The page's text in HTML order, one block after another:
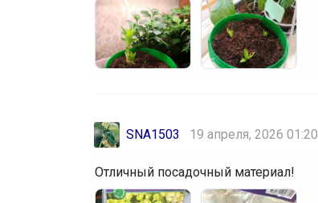
SNA1503 19 апреля, 2026 01:20
Отличный посадочный материал!